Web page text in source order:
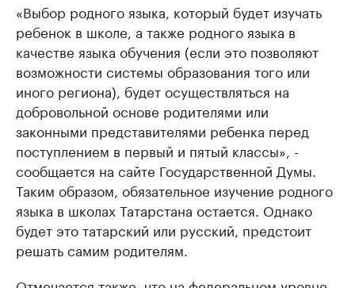
«Выбор родного языка, который будет изучать
ребенок в школе, а также родного языка в
качестве языка обучения (если это позволяют
возможности системы образования того или
иного региона), будет осуществляться на
добровольной основе родителями или
законными представителями ребенка перед
поступлением в первый и пятый классы», -
сообщается на сайте Государственной Думы.
Таким образом, обязательное изучение родного
языка в школах Татарстана остается. Однако
будет это татарский или русский, предстоит
решать самим родителям.